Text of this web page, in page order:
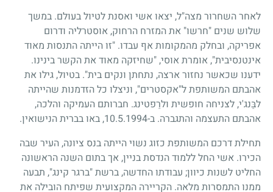
לאחר השחרור מצה"ל, יצאו אשי ואסנת לטיול בעולם. במשך
שלוש שנים "חרשו" את המזרח הרחוק, אוסטרליה ודרום
אפריקה, ובחלק מהמקומות אף עבדו. "זו הייתה התנסות מאוד
אינטנסיבית", אומרת אוסי, "שחיזקה מאוד את הקשר בינינו.
ידענו שכאשר נחזור ארצה, נתחתן ונקים בית". בטיול, גילו את
אהבתם המשותפת ל"אקסטרים", וניצלו כל הזדמנות שהייתה
לבַּנג'י, לצניחה חופשית ולרַפטינג. חברותם העמיקה והלכה,
אהבתם התעצמה והתגברה. ב-10.5.1994, באו בברית הנישואין.
תחילת דרכם המשותפת כזוג נשוי הייתה בנס ציונה, העיר שבה
הכירו. אשי החל ללמוד הנדסת בניין, אך בתום השנה הראשונה
החליט לשנות כיוון; עבודתו החדשה, ברשת "ברגר קינג", תבעה
ממנו התמסרות מלאה. הקריירה המקצועית שפיתח הובילה את